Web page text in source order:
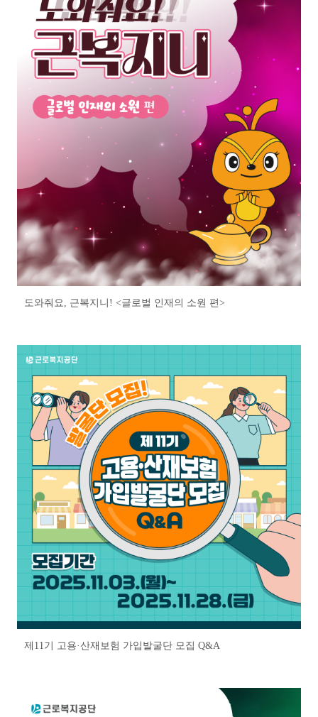
도와줘요, 근복지니! <글로벌 인재의 소원 편>
제11기 고용·산재보험 가입발굴단 모집 Q&A